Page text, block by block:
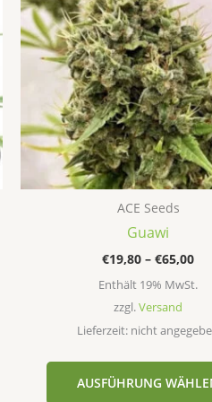
ACE Seeds
Guawi
€19,80 – €65,00
Enthält 19% MwSt.
zzgl.Versand
Lieferzeit: nicht
AUSFÜHRUNG